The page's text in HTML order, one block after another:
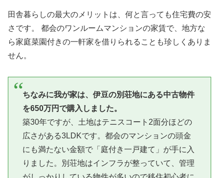
田舎暮らしの最大のメリットは、何と言っても住宅費の安
さです。 都会のワンルームマンションの家賃で、地方な
ら家庭菜園付きの一軒家を借りられることも珍しくありま
せん。
ちなみに我が家は、伊豆の別荘地にある中古物件
を650万円で購入しました。
築30年ですが、土地はテニスコート2面分ほどの
広さがある3LDKです。都会のマンションの頭金
にも満たない金額で「庭付き一戸建て」が手に入
りました。別荘地はインフラが整っていて、管理